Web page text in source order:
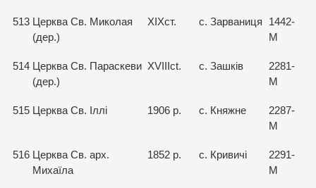
513 Церква Св. Миколая
(дер.)
ХІХст. с. Зарваниця
1442-
М
514 Церква Св. Параскеви
(дер.)
XVIIIct. с. Зашків
2281-
М
515 Церква Св. Іллі 1906 р. с. Княжне
2287-
М
516 Церква Св. арх.
Михаїла
1852 р. с. Кривичі
2291-
М